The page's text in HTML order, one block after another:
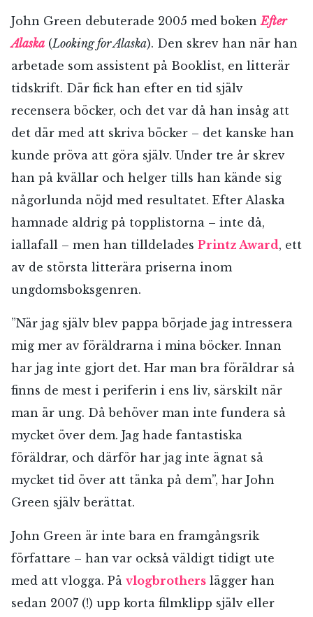
John Green debuterade 2005 med boken Efter
Alaska (Looking for Alaska). Den skrev han när han
arbetade som assistent på Booklist, en litterär
tidskrift. Där fick han efter en tid själv
recensera böcker, och det var då han insåg att
det där med att skriva böcker – det kanske han
kunde pröva att göra själv. Under tre år skrev
han på kvällar och helger tills han kände sig
någorlunda nöjd med resultatet. Efter Alaska
hamnade aldrig på topplistorna – inte då,
iallafall – men han tilldelades Printz Award, ett
av de största litterära priserna inom
ungdomsboksgenren.
”När jag själv blev pappa började jag intressera
mig mer av föräldrarna i mina böcker. Innan
har jag inte gjort det. Har man bra föräldrar så
finns de mest i periferin i ens liv, särskilt när
man är ung. Då behöver man inte fundera så
mycket över dem. Jag hade fantastiska
föräldrar, och därför har jag inte ägnat så
mycket tid över att tänka på dem”, har John
Green själv berättat.
John Green är inte bara en framgångsrik
författare – han var också väldigt tidigt ute
med att vlogga. På vlogbrothers lägger han
sedan 2007 (!) upp korta filmklipp själv eller